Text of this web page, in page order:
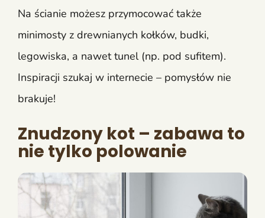
Na ścianie możesz przymocować także
minimosty z drewnianych kołków, budki,
legowiska, a nawet tunel (np. pod sufitem).
Inspiracji szukaj w internecie – pomysłów nie
brakuje!
Znudzony kot – zabawa to
nie tylko polowanie